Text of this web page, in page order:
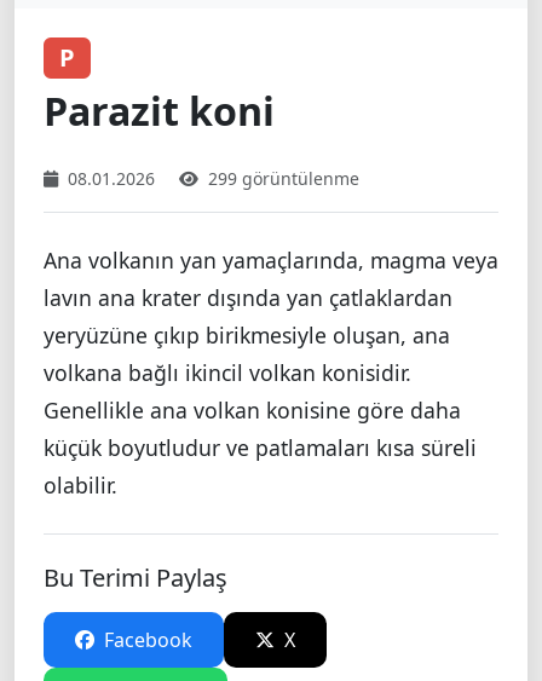
P
Parazit koni
08.01.2026 299 görüntülenme
Ana volkanın yan yamaçlarında, magma veya
lavın ana krater dışında yan çatlaklardan
yeryüzüne çıkıp birikmesiyle oluşan, ana
volkana bağlı ikincil volkan konisidir.
Genellikle ana volkan konisine göre daha
küçük boyutludur ve patlamaları kısa süreli
olabilir.
Bu Terimi Paylaş
Facebook X